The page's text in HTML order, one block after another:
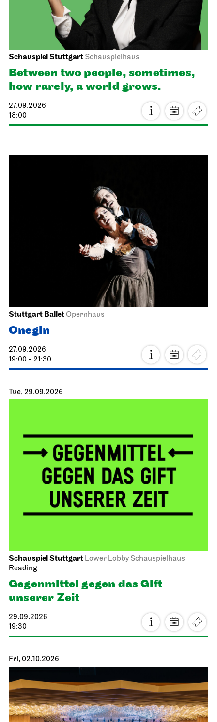
Schauspiel Stuttgart Schauspielhaus
Between two people, sometimes,
how rarely, a world grows.
27.09.2026
18:00
Stuttgart BalletOpernhaus
Onegin
27.09.2026
19:00 - 21:30
Tue, 29.09.2026
Schauspiel Stuttgart Lower Lobby Schauspielhaus
Reading
Gegenmittel gegen das Gift
unserer Zeit
29.09.2026
19:30
Fri, 02.10.2026